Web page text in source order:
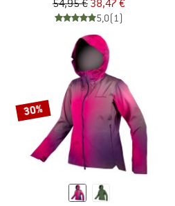
54,95 € 38,47 €
5,0(1)
30%